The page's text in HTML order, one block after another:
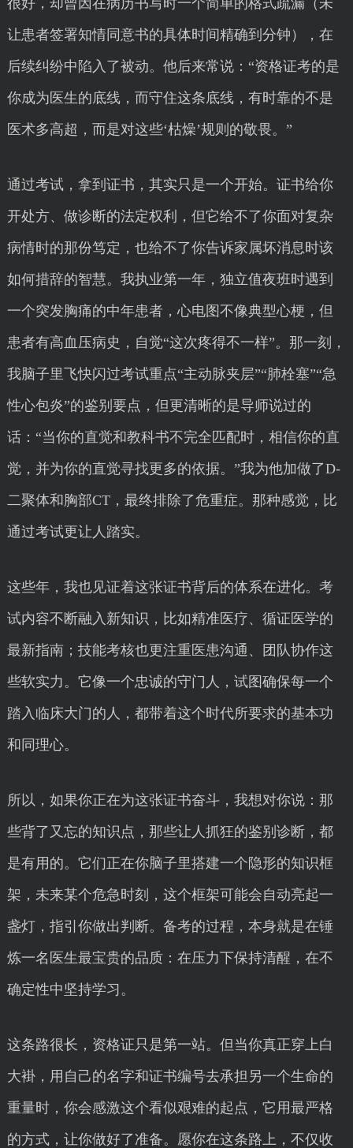
很好，却曾因在病历书写时一个简单的格式疏漏（未
让患者签署知情同意书的具体时间精确到分钟），在
后续纠纷中陷入了被动。他后来常说：“资格证考的是
你成为医生的底线，而守住这条底线，有时靠的不是
医术多高超，而是对这些‘枯燥’规则的敬畏。”
通过考试，拿到证书，其实只是一个开始。证书给你
开处方、做诊断的法定权利，但它给不了你面对复杂
病情时的那份笃定，也给不了你告诉家属坏消息时该
如何措辞的智慧。我执业第一年，独立值夜班时遇到
一个突发胸痛的中年患者，心电图不像典型心梗，但
患者有高血压病史，自觉“这次疼得不一样”。那一刻，
我脑子里飞快闪过考试重点“主动脉夹层”“肺栓塞”“急
性心包炎”的鉴别要点，但更清晰的是导师说过的
话：“当你的直觉和教科书不完全匹配时，相信你的直
觉，并为你的直觉寻找更多的依据。”我为他加做了D-
二聚体和胸部CT，最终排除了危重症。那种感觉，比
通过考试更让人踏实。
这些年，我也见证着这张证书背后的体系在进化。考
试内容不断融入新知识，比如精准医疗、循证医学的
最新指南；技能考核也更注重医患沟通、团队协作这
些软实力。它像一个忠诚的守门人，试图确保每一个
踏入临床大门的人，都带着这个时代所要求的基本功
和同理心。
所以，如果你正在为这张证书奋斗，我想对你说：那
些背了又忘的知识点，那些让人抓狂的鉴别诊断，都
是有用的。它们正在你脑子里搭建一个隐形的知识框
架，未来某个危急时刻，这个框架可能会自动亮起一
盏灯，指引你做出判断。备考的过程，本身就是在锤
炼一名医生最宝贵的品质：在压力下保持清醒，在不
确定性中坚持学习。
这条路很长，资格证只是第一站。但当你真正穿上白
大褂，用自己的名字和证书编号去承担另一个生命的
重量时，你会感激这个看似艰难的起点，它用最严格
的方式，让你做好了准备。愿你在这条路上，不仅收